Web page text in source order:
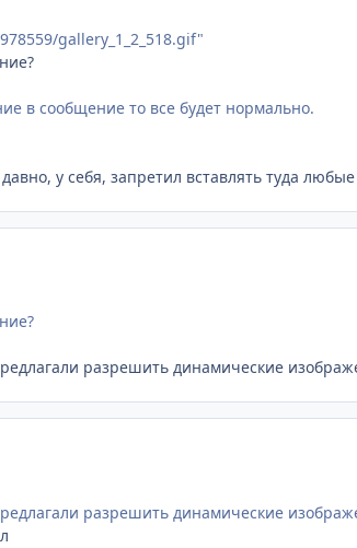
gallery_1_2_518.gif"
в сообщение то все будет нормально.
у себя, запретил вставлять туда
разрешить динамические
разрешить динамические